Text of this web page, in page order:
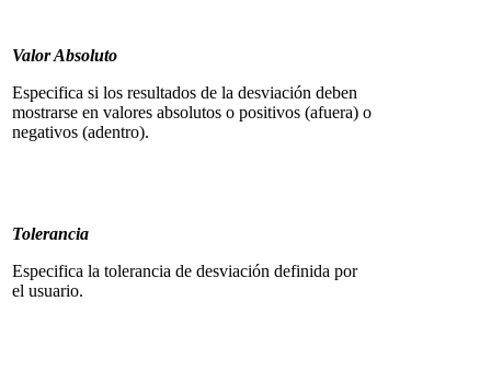
Valor Absoluto
Especifica si los resultados de la desviación deben
mostrarse en valores absolutos o positivos (afuera) o
negativos (adentro).
Tolerancia
Especifica la tolerancia de desviación definida por
el usuario.